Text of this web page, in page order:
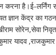
करना है।ई-
ज्ञान केंद्र का
सोरेन,सेवा
यादव